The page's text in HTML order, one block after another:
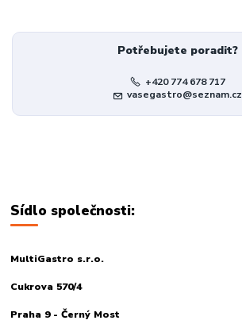
Potřebujete poradit?
+420 774 678 717
vasegastro@seznam.cz
Sídlo společnosti:
MultiGastro s.r.o.
Cukrova 570/4
Praha 9 - Černý Most